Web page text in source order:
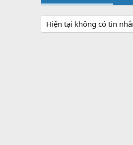
Hiện tại không có tin